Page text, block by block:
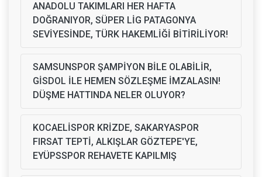
ANADOLU TAKIMLARI HER HAFTA
DOĞRANIYOR, SÜPER LİG PATAGONYA
SEVİYESİNDE, TÜRK HAKEMLİĞİ BİTİRİLİYOR!
SAMSUNSPOR ŞAMPİYON BİLE OLABİLİR,
GİSDOL İLE HEMEN SÖZLEŞME İMZALASIN!
DÜŞME HATTINDA NELER OLUYOR?
KOCAELİSPOR KRİZDE, SAKARYASPOR
FIRSAT TEPTİ, ALKIŞLAR GÖZTEPE'YE,
EYÜPSSPOR REHAVETE KAPILMIŞ